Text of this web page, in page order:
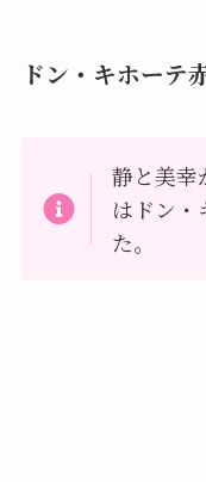
ドン・キホーテ
静と美幸
はドン・
た。